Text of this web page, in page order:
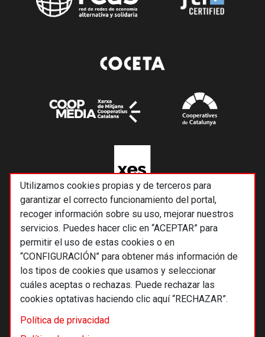
Utilizamos cookies propias y de terceros para
garantizar el correcto funcionamiento del portal,
recoger información sobre su uso, mejorar nuestros
servicios. Puedes hacer clic en “ACEPTAR” para
permitir el uso de estas cookies o en
“CONFIGURACIÓN” para obtener más información de
los tipos de cookies que usamos y seleccionar
cuáles aceptas o rechazas. Puede rechazar las
cookies optativas haciendo clic aquí “RECHAZAR”.
Política de privacidad
© 2026 Alternativas económicas SCCL
Footer
Términos y condiciones de uso